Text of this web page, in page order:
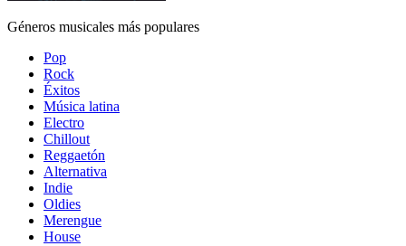
Géneros musicales más populares
Pop
Rock
Éxitos
Música latina
Electro
Chillout
Reggaetón
Alternativa
Indie
Oldies
Merengue
House